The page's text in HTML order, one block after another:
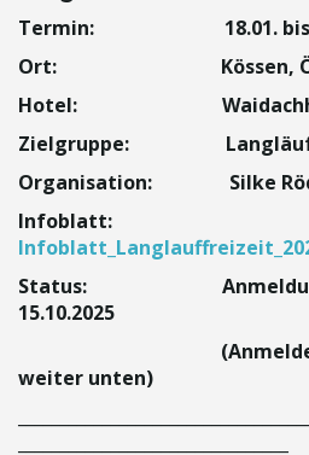
Termin: 18.01. bis
Ort: Kössen,
Hotel:
Zielgruppe: Langläufer
Organisation: Silke
Infoblatt:
Status: Anmeldung
15.10.2025
weiter unten)